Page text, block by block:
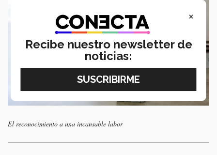
El reconocimiento a una incansable labor
×
Recibe nuestro newsletter de
noticias: